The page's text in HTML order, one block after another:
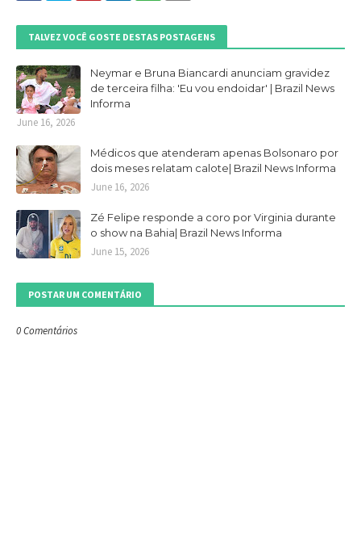
TALVEZ VOCÊ GOSTE DESTAS POSTAGENS
Neymar e Bruna Biancardi anunciam gravidez
de terceira filha: 'Eu vou endoidar' | Brazil News
Informa
June 16, 2026
Médicos que atenderam apenas Bolsonaro por
dois meses relatam calote| Brazil News Informa
June 16, 2026
Zé Felipe responde a coro por Virginia durante
o show na Bahia| Brazil News Informa
June 15, 2026
POSTAR UM COMENTÁRIO
0 Comentários